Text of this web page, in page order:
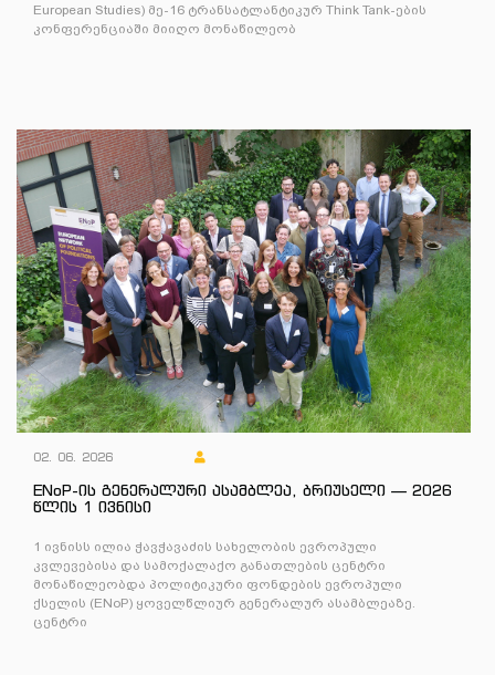
European Studies) მე-16 ტრანსატლანტიკურ Think Tank-ების
კონფერენციაში მიიღო მონაწილეობ
02. 06. 2026
ENoP-ის გენერალური ასამბლეა, ბრიუსელი — 2026
წლის 1 ივნისი
1 ივნისს ილია ჭავჭავაძის სახელობის ევროპული
კვლევებისა და სამოქალაქო განათლების ცენტრი
მონაწილეობდა პოლიტიკური ფონდების ევროპული
ქსელის (ENoP) ყოველწლიურ გენერალურ ასამბლეაზე.
ცენტრი